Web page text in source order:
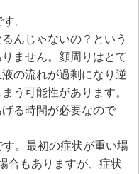
。
んじゃないの？という
ません。顔周りはとて
の流れが過剰になり逆
う可能性があります。
る時間が必要なので
。最初の症状が重い場
合もありますが、症状